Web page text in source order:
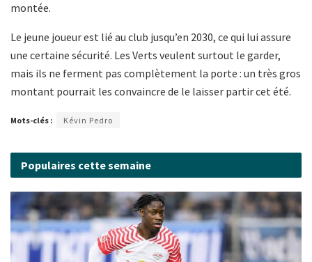
montée.
Le jeune joueur est lié au club jusqu’en 2030, ce qui lui assure
une certaine sécurité. Les Verts veulent surtout le garder,
mais ils ne ferment pas complètement la porte : un très gros
montant pourrait les convaincre de le laisser partir cet été.
Mots-clés : Kévin Pedro
Populaires cette semaine